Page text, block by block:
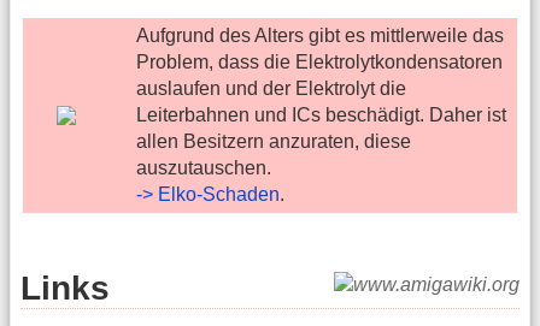
Aufgrund des Alters gibt es mittlerweile das
Problem, dass die Elektrolytkondensatoren
auslaufen und der Elektrolyt die
Leiterbahnen und ICs beschädigt. Daher ist
allen Besitzern anzuraten, diese
auszutauschen.
-> Elko-Schaden.
Links